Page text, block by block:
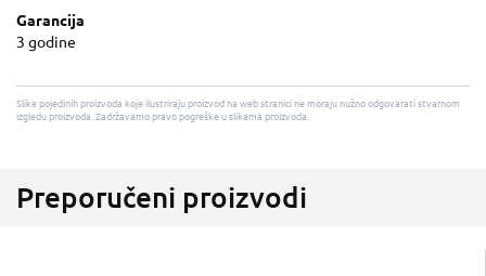
Garancija
3 godine
Slike pojedinih proizvoda koje ilustriraju proizvod na web stranici ne moraju nužno odgovarati stvarnom
izgledu proizvoda. Zadržavamo pravo pogreške u slikama proizvoda.
Preporučeni proizvodi